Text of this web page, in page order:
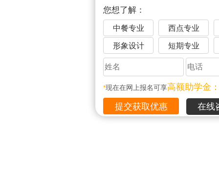
您想了解：
中餐专业 西点专业
形象设计 短期专业
*现在在网上报名可享高额助学金
在线